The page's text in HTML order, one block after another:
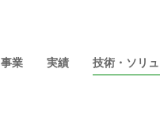
事業 実績 技術・ソリ